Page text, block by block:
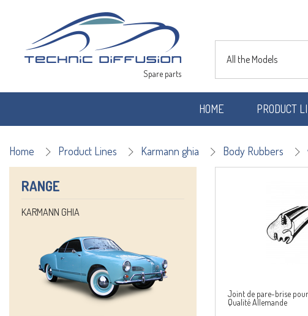
Spare parts
All the Models
HOME PRODUCT
Home Product Lines Karmann ghia Body Rubbers
RANGE
KARMANN GHIA
Joint de pare-brise
Qualité Allemande